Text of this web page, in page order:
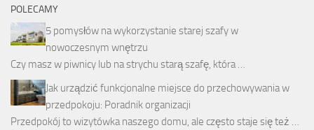
POLECAMY
5 pomysłów na wykorzystanie starej szafy w
nowoczesnym wnętrzu
Czy masz w piwnicy lub na strychu starą szafę, która …
Jak urządzić funkcjonalne miejsce do przechowywania w
przedpokoju: Poradnik organizacji
Przedpokój to wizytówka naszego domu, ale często staje się też …